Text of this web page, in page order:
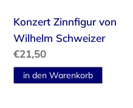
Konzert Zinnfigur von
Wilhelm Schweizer
Normaler
Preis
€21,50